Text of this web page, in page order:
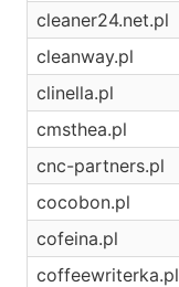
cleaner24.net.pl
cleanway.pl
clinella.pl
cmsthea.pl
cnc-partners.pl
cocobon.pl
cofeina.pl
coffeewriterka.pl